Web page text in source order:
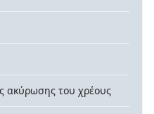
ακύρωσης του χρέους